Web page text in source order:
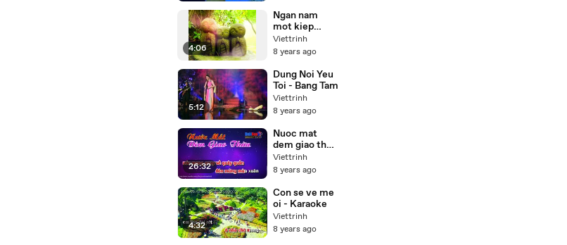
4:06
Ngan nam
mot kiep
nguoi
Viettrinh
8 years ago
5:12
Dung Noi Yeu
Toi - Bang Tam
Viettrinh
8 years ago
26:32
Nuoc mat
dem giao thua
- Karaoke
Viettrinh
8 years ago
4:32
Con se ve me
oi - Karaoke
Viettrinh
8 years ago